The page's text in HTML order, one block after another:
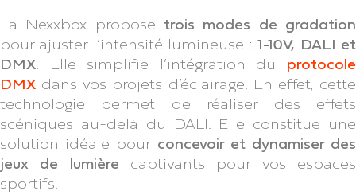
La Nexxbox propose trois modes de gradation
pour ajuster l’intensité lumineuse :1-10V, DALI et
DMX . Elle simplifie l’intégration du protocole
DMX dans vos projets d’éclairage. En effet, cette
technologie permet de réaliser des effets
scéniques au-delà du DALI. Elle constitue une
solution idéale pour concevoir et dynamiser des
jeux de lumière captivants pour vos espaces
sportifs.